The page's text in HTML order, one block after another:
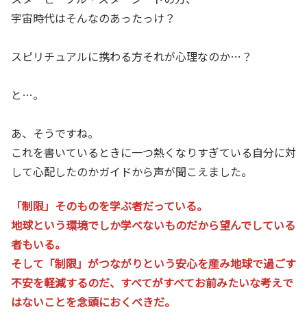
宇宙時代はそんなのあったっけ？
スピリチュアルに携わる方それが心理なのか…？
と…。
あ、そうですね。
これを書いているときに一つ熱くなりすぎている自分に対
して心配したのかガイドから声が聞こえました。
「制限」そのものを学ぶ者だっている。
地球という環境でしか学べないものだから望んでしている
者もいる。
そして「制限」がつながりという安心を産み地球で過ごす
不安を軽減するのだ、すべてがすべてお前みたいな考えで
はないことを念頭におくべきだ。